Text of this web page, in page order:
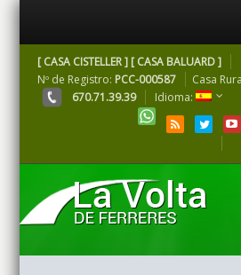
[ CASA CISTELLER ] [ CASA BALUARD ]
Nº de Registro: PCC-000587
Casa
670.71.39.39
Idioma: